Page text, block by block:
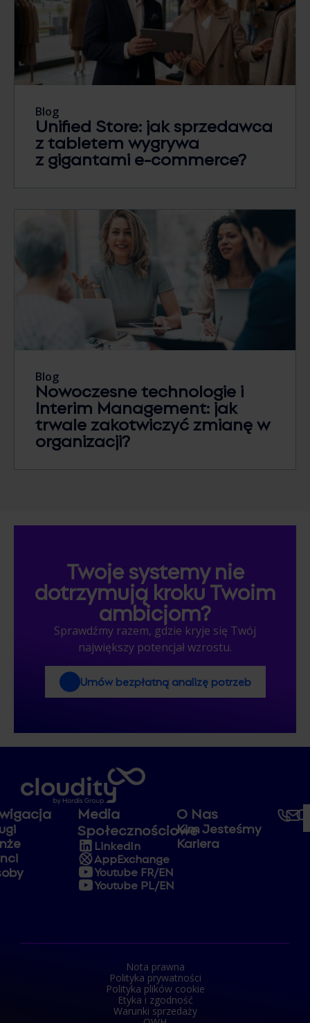
Blog
Unified Store: jak sprzedawca
z tabletem wygrywa
z gigantami e-commerce?
Blog
Nowoczesne technologie i
Interim Management: jak
trwale zakotwiczyć zmianę w
organizacji?
Twoje systemy nie
dotrzymują kroku Twoim
ambicjom?
Sprawdźmy razem, gdzie kryje się Twój
największy potencjał wzrostu.
Umów bezpłatną analizę potrzeb
Media
Społecznościowe
LinkedIn
AppExchange
Youtube FR/EN
Youtube PL/EN
O Nas
Kim Jesteśmy
Kariera
Nota prawna
Polityka prywatności
Polityka plików cookie
Etyka i zgodność
Warunki sprzedaży